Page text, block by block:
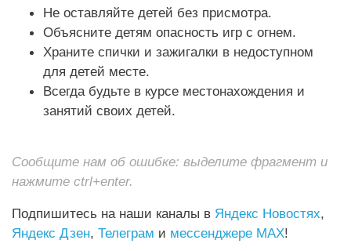
Не оставляйте детей без присмотра.
Объясните детям опасность игр с огнем.
Храните спички и зажигалки в недоступном
для детей месте.
Всегда будьте в курсе местонахождения и
занятий своих детей.
Сообщите нам об ошибке: выделите фрагмент и
нажмите ctrl+enter.
Подпишитесь на наши каналы в Яндекс Новостях,
Яндекс Дзен, Телеграм и мессенджере MAX!